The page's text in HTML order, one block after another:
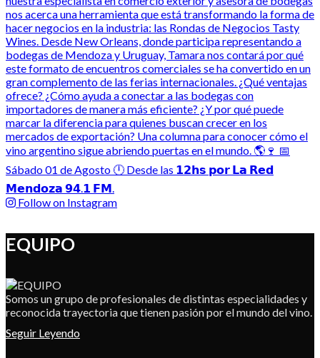
Follow on Instagram
EQUIPO
Somos un grupo de profesionales de distintas especialidades y
reconocida trayectoria que tienen pasión por el mundo del vino.
Seguir Leyendo